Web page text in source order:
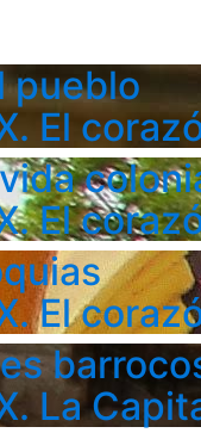
pueblo
El
El
El
La